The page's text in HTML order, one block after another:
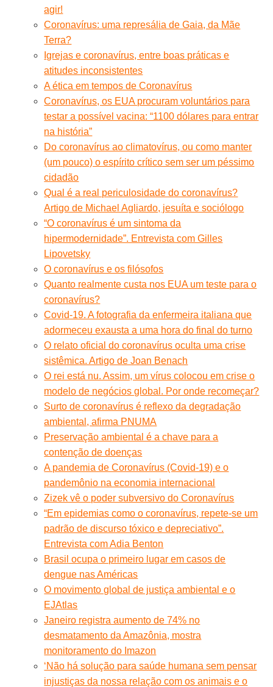
agir!
Coronavírus: uma represália de Gaia, da Mãe
Terra?
Igrejas e coronavírus, entre boas práticas e
atitudes inconsistentes
A ética em tempos de Coronavírus
Coronavírus, os EUA procuram voluntários para
testar a possível vacina: “1100 dólares para entrar
na história”
Do coronavírus ao climatovírus, ou como manter
(um pouco) o espírito crítico sem ser um péssimo
cidadão
Qual é a real periculosidade do coronavírus?
Artigo de Michael Agliardo, jesuíta e sociólogo
“O coronavírus é um sintoma da
hipermodernidade”. Entrevista com Gilles
Lipovetsky
O coronavírus e os filósofos
Quanto realmente custa nos EUA um teste para o
coronavírus?
Covid-19. A fotografia da enfermeira italiana que
adormeceu exausta a uma hora do final do turno
O relato oficial do coronavírus oculta uma crise
sistêmica. Artigo de Joan Benach
O rei está nu. Assim, um vírus colocou em crise o
modelo de negócios global. Por onde recomeçar?
Surto de coronavírus é reflexo da degradação
ambiental, afirma PNUMA
Preservação ambiental é a chave para a
contenção de doenças
A pandemia de Coronavírus (Covid-19) e o
pandemônio na economia internacional
Zizek vê o poder subversivo do Coronavírus
“Em epidemias como o coronavírus, repete-se um
padrão de discurso tóxico e depreciativo”.
Entrevista com Adia Benton
Brasil ocupa o primeiro lugar em casos de
dengue nas Américas
O movimento global de justiça ambiental e o
EJAtlas
Janeiro registra aumento de 74% no
desmatamento da Amazônia, mostra
monitoramento do Imazon
‘Não há solução para saúde humana sem pensar
injustiças da nossa relação com os animais e o